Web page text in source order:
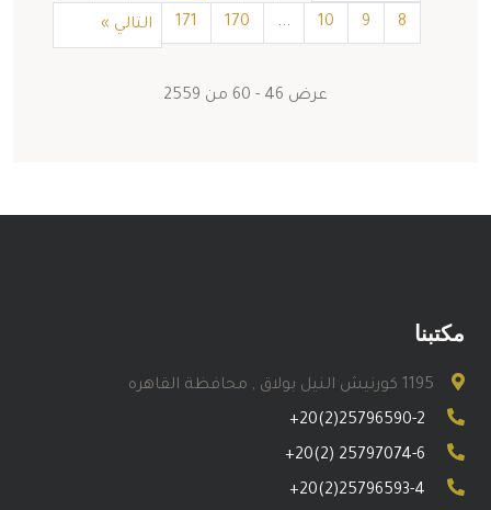
8
9
10
...
170
171 التالي »
عرض 46
-
60 من 2559
مكتبنا
1195 كورنيش النيل بولاق , محافظة القاهره
+20(2)25796590-2
+20(2) 25797074-6
+20(2)25796593-4